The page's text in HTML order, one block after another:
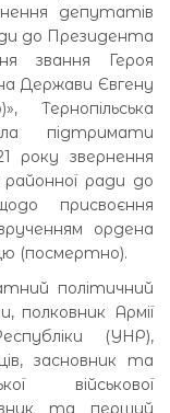
депутатів
до Президента
звання Героя
Держави Євгену
Тернопільська
підтримати
року звернення
районної ради до
присвоєння
ордена
(посмертно).
політичний
полковник Армії
(УНР),
засновник та
військової
та перший